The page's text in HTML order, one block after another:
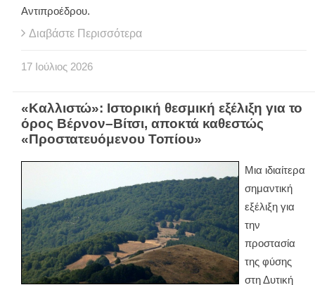
Αντιπροέδρου.
Διαβάστε Περισσότερα
17 Ιούλιος 2026
«Καλλιστώ»: Ιστορική θεσμική εξέλιξη για το
όρος Βέρνον–Βίτσι, αποκτά καθεστώς
«Προστατευόμενου Τοπίου»
Μια ιδιαίτερα
σημαντική
εξέλιξη για
την
προστασία
της φύσης
στη Δυτική